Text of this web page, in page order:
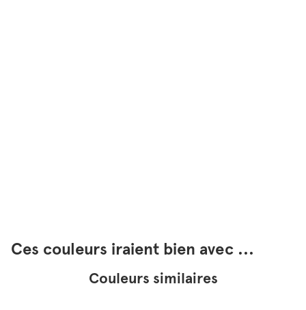
Ces couleurs iraient bien avec ...
Couleurs similaires